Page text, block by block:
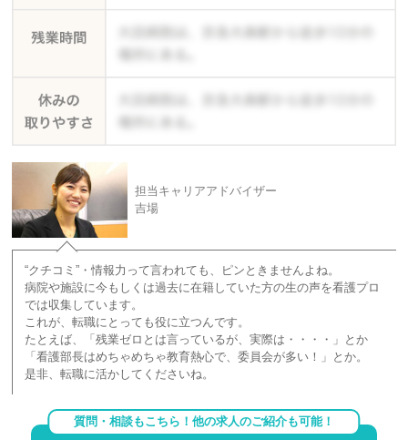
担当キャリアアドバイザー
吉場
“クチコミ”・情報力って言われても、ピンときませんよね。
病院や施設に今もしくは過去に在籍していた方の生の声を看護プロ
では収集しています。
これが、転職にとっても役に立つんです。
たとえば、「残業ゼロとは言っているが、実際は・・・・」とか
「看護部長はめちゃめちゃ教育熱心で、委員会が多い！」とか。
是非、転職に活かしてくださいね。
質問・相談もこちら！他の求人のご紹介も可能！